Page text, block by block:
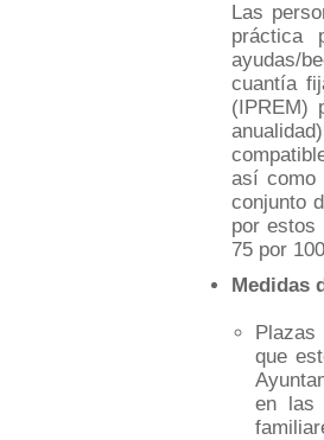
Las
práctica
ayudas/
cuantía
(IPREM)
así como
conjunto
por estos
75 por
Medidas
que
en las